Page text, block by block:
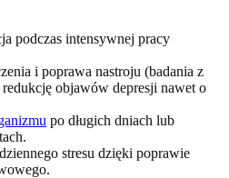
podczas intensywnej pracy
i poprawa nastroju (badania z
objawów depresji nawet o
po długich dniach lub
stresu dzięki poprawie